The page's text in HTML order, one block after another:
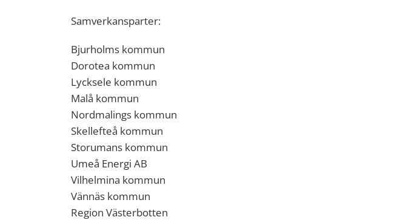
Samverkansparter:
Bjurholms kommun
Dorotea kommun
Lycksele kommun
Malå kommun
Nordmalings kommun
Skellefteå kommun
Storumans kommun
Umeå Energi AB
Vilhelmina kommun
Vännäs kommun
Region Västerbotten